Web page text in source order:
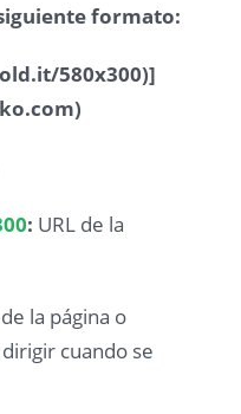
formato:
580x300)]
: URL de la
la página o
cuando se